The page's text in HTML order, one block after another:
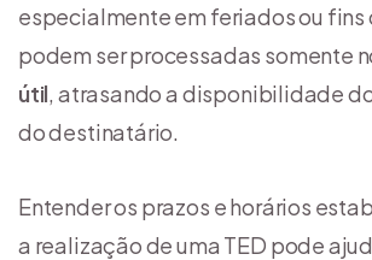
especialmente em feriados ou fins
podem ser processadas somente
útil, atrasando a disponibilidade
do destinatário.
Entender os prazos e horários
a realização de uma TED pode